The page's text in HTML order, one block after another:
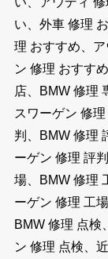
い、外車 修理
理 おすすめ、
ン 修理 おすす
店、BMW 修理
スワーゲン 修
判、BMW 修理
ーゲン 修理 評
場、BMW 修理
ーゲン 修理 工
BMW 修理 点検
ン 修理 点検、